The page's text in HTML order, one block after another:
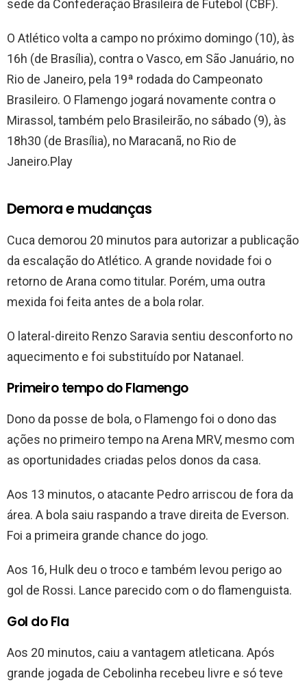
sede da Confederação Brasileira de Futebol (CBF).
O Atlético volta a campo no próximo domingo (10), às
16h (de Brasília), contra o Vasco, em São Januário, no
Rio de Janeiro, pela 19ª rodada do Campeonato
Brasileiro. O Flamengo jogará novamente contra o
Mirassol, também pelo Brasileirão, no sábado (9), às
18h30 (de Brasília), no Maracanã, no Rio de
Janeiro.Play
Demora e mudanças
Cuca demorou 20 minutos para autorizar a publicação
da escalação do Atlético. A grande novidade foi o
retorno de Arana como titular. Porém, uma outra
mexida foi feita antes de a bola rolar.
O lateral-direito Renzo Saravia sentiu desconforto no
aquecimento e foi substituído por Natanael.
Primeiro tempo do Flamengo
Dono da posse de bola, o Flamengo foi o dono das
ações no primeiro tempo na Arena MRV, mesmo com
as oportunidades criadas pelos donos da casa.
Aos 13 minutos, o atacante Pedro arriscou de fora da
área. A bola saiu raspando a trave direita de Everson.
Foi a primeira grande chance do jogo.
Aos 16, Hulk deu o troco e também levou perigo ao
gol de Rossi. Lance parecido com o do flamenguista.
Gol do Fla
Aos 20 minutos, caiu a vantagem atleticana. Após
grande jogada de Cebolinha recebeu livre e só teve